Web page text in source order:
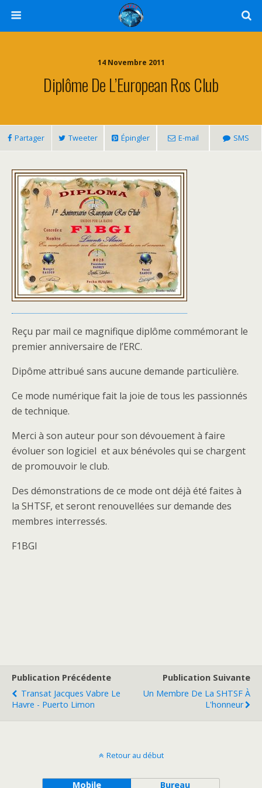
14 Novembre 2011
Diplôme De L’European Ros Club
Partager Tweeter Épingler E-mail SMS
Reçu par mail ce magnifique diplôme commémorant le
premier anniversaire de l’ERC.
Dipôme attribué sans aucune demande particulière.
Ce mode numérique fait la joie de tous les passionnés
de technique.
Merci à son auteur pour son dévouement à faire
évoluer son logiciel et aux bénévoles qui se chargent
de promouvoir le club.
Des démonstrations de ce mode ont déjà été faites à
la SHTSF, et seront renouvellées sur demande des
membres interressés.
F1BGI
Publication Précédente
Transat Jacques Vabre Le
Havre - Puerto Limon
Publication Suivante
Un Membre De La SHTSF À
L'honneur
Retour au début
Mobile Bureau